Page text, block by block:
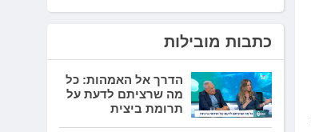
כתבות מובילות
הדרך אל האמהות: כל
מה שרציתם לדעת על
תרומת ביצית